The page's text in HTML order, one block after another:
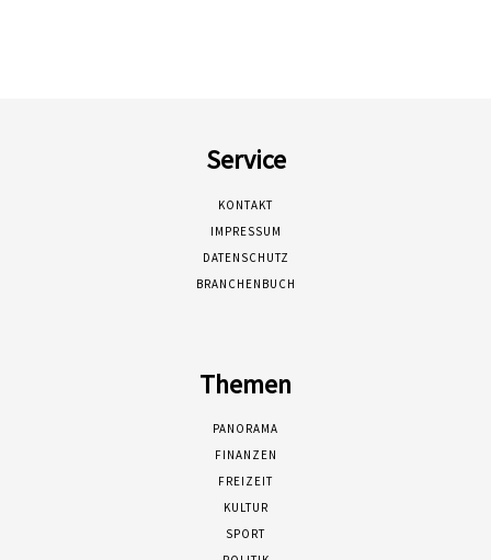
Service
KONTAKT
IMPRESSUM
DATENSCHUTZ
BRANCHENBUCH
Themen
PANORAMA
FINANZEN
FREIZEIT
KULTUR
SPORT